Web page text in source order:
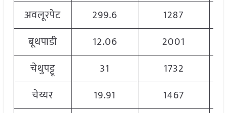
अवलूरपेट
299.6
1287
बूथपाडी
12.06
2001
चेथुपट्टू
31
1732
चेय्यर
19.91
1467